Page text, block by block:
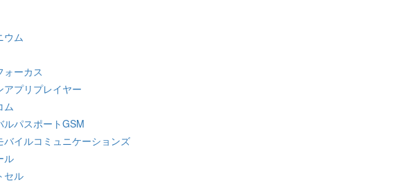
ウム
ォーカス
アプリプレイヤー
ム
ルパスポートGSM
バイルコミュニケーションズ
ル
セル